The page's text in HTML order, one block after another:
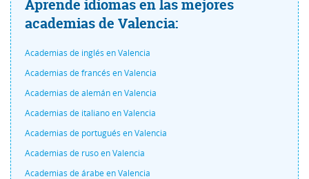
Aprende idiomas en las mejores
academias de Valencia:
Academias de inglés en Valencia
Academias de francés en Valencia
Academias de alemán en Valencia
Academias de italiano en Valencia
Academias de portugués en Valencia
Academias de ruso en Valencia
Academias de árabe en Valencia